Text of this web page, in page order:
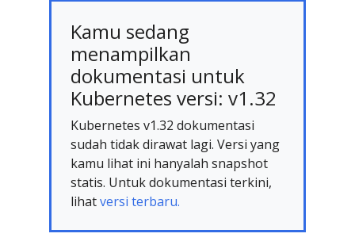
Kamu sedang
menampilkan
dokumentasi untuk
Kubernetes versi: v1.32
Kubernetes v1.32 dokumentasi
sudah tidak dirawat lagi. Versi yang
kamu lihat ini hanyalah snapshot
statis. Untuk dokumentasi terkini,
lihatversi terbaru.